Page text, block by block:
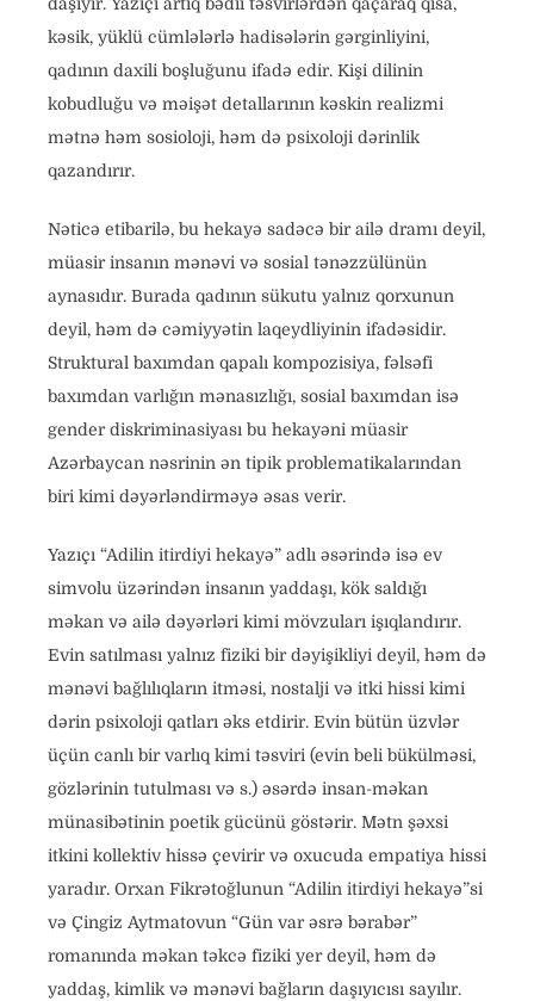
kəsik, yüklü cümlələrlə hadisələrin gərginliyini,
qadının daxili boşluğunu ifadə edir. Kişi dilinin
kobudluğu və məişət detallarının kəskin realizmi
mətnə həm sosioloji, həm də psixoloji dərinlik
qazandırır.
Nəticə etibarilə, bu hekayə sadəcə bir ailə dramı deyil,
müasir insanın mənəvi və sosial tənəzzülünün
aynasıdır. Burada qadının sükutu yalnız qorxunun
deyil, həm də cəmiyyətin laqeydliyinin ifadəsidir.
Struktural baxımdan qapalı kompozisiya, fəlsəfi
baxımdan varlığın mənasızlığı, sosial baxımdan isə
gender diskriminasiyası bu hekayəni müasir
Azərbaycan nəsrinin ən tipik problematikalarından
biri kimi dəyərləndirməyə əsas verir.
Yazıçı “Adilin itirdiyi hekayə” adlı əsərində isə ev
simvolu üzərindən insanın yaddaşı, kök saldığı
məkan və ailə dəyərləri kimi mövzuları işıqlandırır.
Evin satılması yalnız fiziki bir dəyişikliyi deyil, həm də
mənəvi bağlılıqların itməsi, nostalji və itki hissi kimi
dərin psixoloji qatları əks etdirir. Evin bütün üzvlər
üçün canlı bir varlıq kimi təsviri (evin beli bükülməsi,
gözlərinin tutulması və s.) əsərdə insan-məkan
münasibətinin poetik gücünü göstərir. Mətn şəxsi
itkini kollektiv hissə çevirir və oxucuda empatiya hissi
yaradır. Orxan Fikrətoğlunun “Adilin itirdiyi hekayə”si
və Çingiz Aytmatovun “Gün var əsrə bərabər”
romanında məkan təkcə fiziki yer deyil, həm də
yaddaş, kimlik və mənəvi bağların daşıyıcısı sayılır.